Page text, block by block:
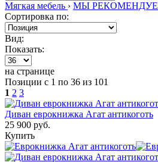
Мягкая мебель › МЫ
Сортировка по:
Вид:
Показать:
на странице
Позиции с 1 по 36 из 101
1 2 3
Диван еврокнижка Агат антикоготь
25 900 руб.
Купить